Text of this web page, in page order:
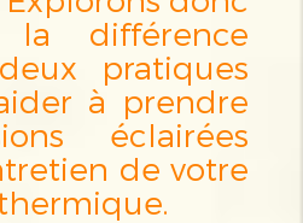
différence
pratiques
à prendre
éclairées
de votre